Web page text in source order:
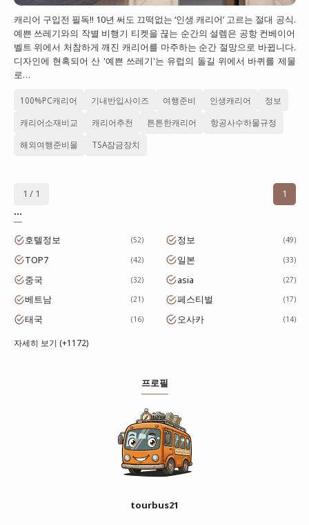
태국
대만
프랑스
스위스
스페인
캐리어 구입전 필독!! 10년 써도 끄떡없는 ‘인생 캐리어’ 고르는 절대 공식.
예쁜 쓰레기와의 작별 비행기 티켓을 끊는 순간의 설렘은 공항 컨베이어
벨트 위에서 처참하게 깨진 캐리어를 마주하는 순간 절망으로 바뀝니다.
디자인에 현혹되어 산 '예쁜 쓰레기'는 유럽의 돌길 위에서 바퀴를 제물
로…
100%PC캐리어 기내반입사이즈 여행준비 인생캐리어 정보
캐리어소재비교 캐리어추천 튼튼한캐리어 항공사수하물규정
해외여행준비물 TSA잠금장치
1 / 1
1
...
호텔정보 52 정보 49
TOP7 42 일본 33
중국 32 asia 27
베트남 21 페스티벌 17
태국 16 오사카 14
자세히 보기 (+1172)
프로필
tourbus21